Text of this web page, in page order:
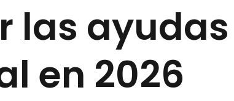
las
en 2026